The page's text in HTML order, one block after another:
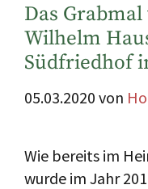
Das
Wilhelm
Südfriedhof
05.03.2020 von
Wie bereits im
wurde im Jahr